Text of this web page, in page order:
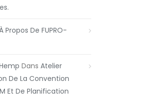
Propos De FUPRO-
Dans Atelier
De La Convention
Et De Planification